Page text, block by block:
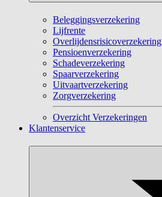
Beleggingsverzekering
Lijfrente
Overlijdensrisicoverzekering
Pensioenverzekering
Schadeverzekering
Spaarverzekering
Uitvaartverzekering
Zorgverzekering
Overzicht Verzekeringen
Klantenservice